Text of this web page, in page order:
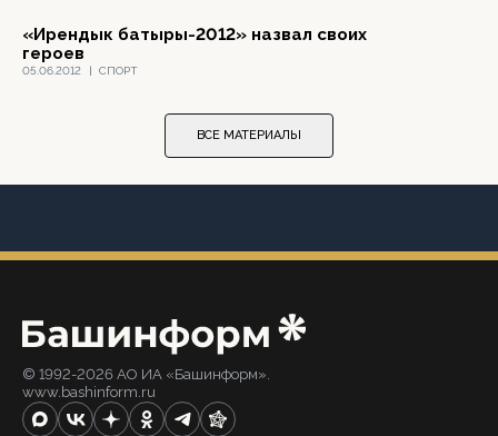
05.06.2012 | СПОРТ
«Ирендык батыры-2012» назвал своих
героев
ВСЕ МАТЕРИАЛЫ
© 1992-2026 АО ИА «Башинформ».
www.bashinform.ru